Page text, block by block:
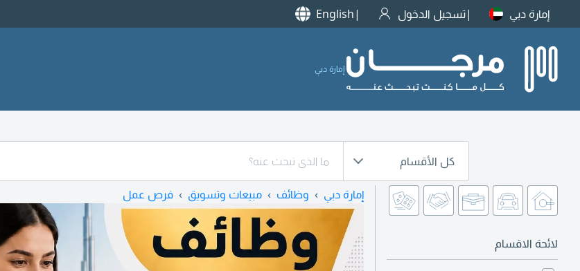
إمارة دبي تسجيل الدخول English
إمارة دبي
كل الأقسام
لائحة الاقسام
إمارة دبي وظائف مبيعات وتسويق فرص عمل